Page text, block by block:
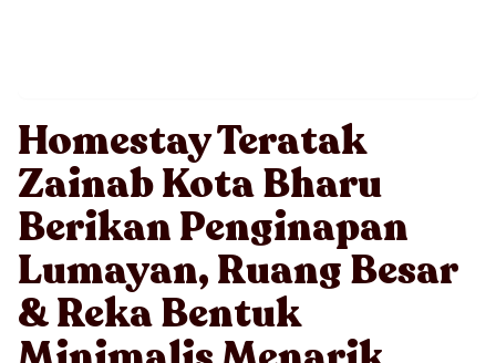
Homestay Teratak
Zainab Kota Bharu
Berikan Penginapan
Lumayan, Ruang Besar
& Reka Bentuk